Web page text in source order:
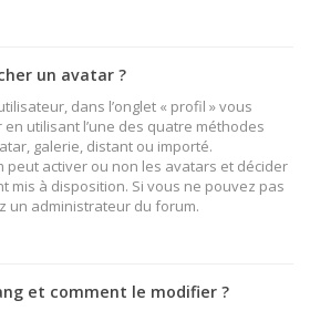
un avatar ?
dans l’onglet « profil » vous
utilisant l’une des quatre méthodes
galerie, distant ou importé.
peut activer ou non les avatars et décider
mis à disposition. Si vous ne pouvez pas
un administrateur du forum.
et comment le modifier ?